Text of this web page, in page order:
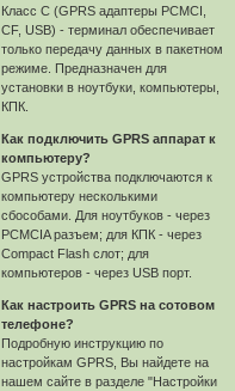
Класс С (GPRS адаптеры PCMCI,
CF, USB) - терминал обеспечивает
только передачу данных в пакетном
режиме. Предназначен для
установки в ноутбуки, компьютеры,
КПК.
Как подключить GPRS аппарат к
компьютеру?
GPRS устройства подключаются к
компьютеру несколькими
сбособами. Для ноутбуков - через
PCMCIA разъем; для КПК - через
Compact Flash слот; для
компьютеров - через USB порт.
Как настроить GPRS на сотовом
телефоне?
Подробную инструкцию по
настройкам GPRS, Вы найдете на
нашем сайте в разделе "Настройки